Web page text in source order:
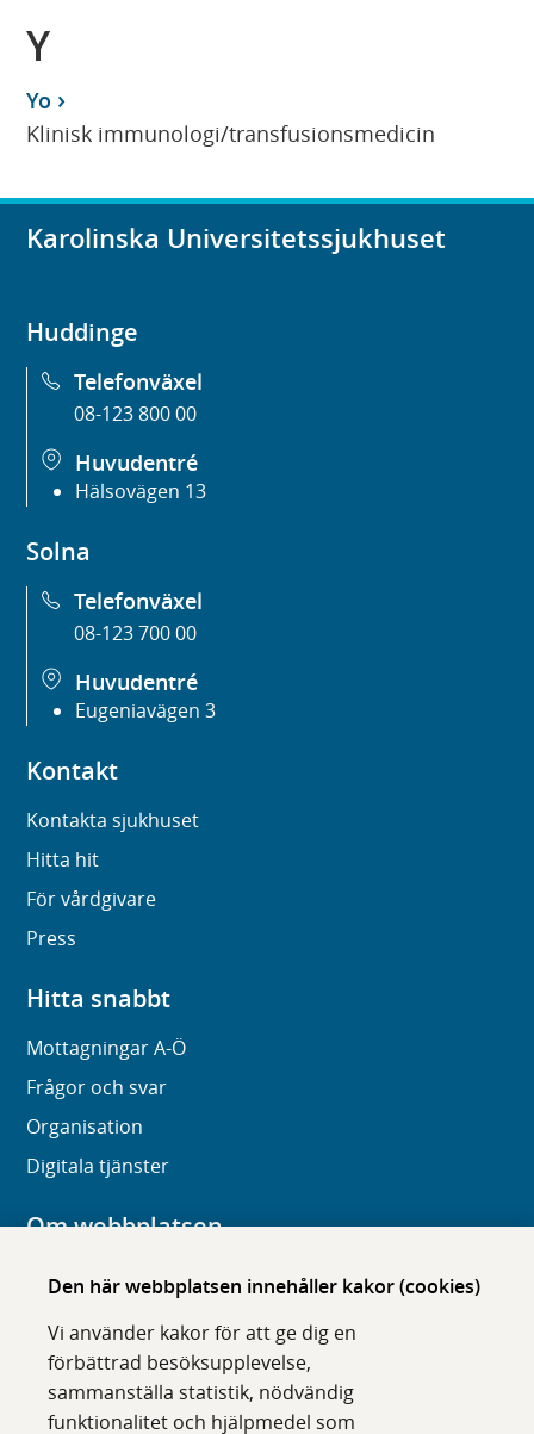
Den här webbplatsen innehåller kakor (cookies)
Vi använder kakor för att ge dig en
förbättrad besöksupplevelse,
sammanställa statistik, nödvändig
funktionalitet och hjälpmedel som
Y
Yo
Klinisk immunologi/transfusionsmedicin
Karolinska Universitetssjukhuset
Huddinge
Telefonväxel
08-123 800 00
Huvudentré
Hälsovägen 13
Solna
Telefonväxel
08-123 700 00
Huvudentré
Eugeniavägen 3
Kontakt
Kontakta sjukhuset
Hitta hit
För vårdgivare
Press
Hitta snabbt
Mottagningar A-Ö
Frågor och svar
Organisation
Digitala tjänster
Om webbplatsen
Om karolinska.se
Tillgänglighet
Om cookies